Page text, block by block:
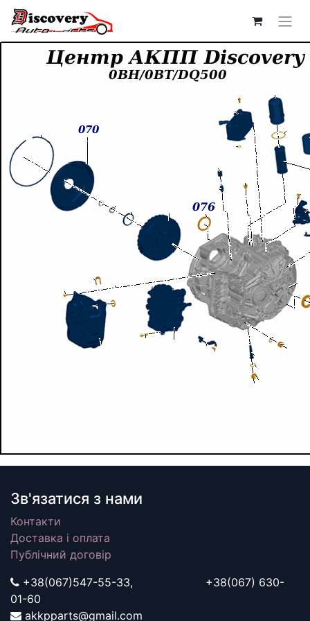
Зв'язатися з нами
Контакти
Доставка і оплата
Публічний договір
+38(067)547-55-33, +38(067) 630-
01-60
akkpparts@gmail.com